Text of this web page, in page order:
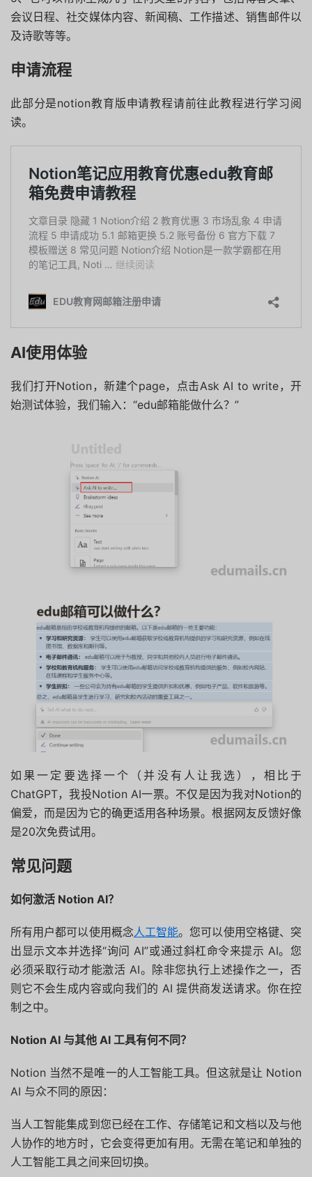
会议日程、社交媒体内容、新闻稿、工作描述、销售邮件以
及诗歌等等。
申请流程
此部分是notion教育版申请教程请前往此教程进行学习阅
读。
AI使用体验
我们打开Notion，新建个page，点击Ask AI to write，开
始测试体验，我们输入：“edu邮箱能做什么？”
如果一定要选择一个（并没有人让我选），相比于
ChatGPT，我投Notion AI一票。不仅是因为我对Notion的
偏爱，而是因为它的确更适用各种场景。根据网友反馈好像
是20次免费试用。
常见问题
如何激活 Notion AI？
所有用户都可以使用概念人工智能。您可以使用空格键、突
出显示文本并选择“询问 AI”或通过斜杠命令来提示 AI。您
必须采取行动才能激活 AI。除非您执行上述操作之一，否
则它不会生成内容或向我们的 AI 提供商发送请求。你在控
制之中。
Notion AI 与其他 AI 工具有何不同？
Notion 当然不是唯一的人工智能工具。但这就是让 Notion
AI 与众不同的原因：
当人工智能集成到您已经在工作、存储笔记和文档以及与他
人协作的地方时，它会变得更加有用。无需在笔记和单独的
人工智能工具之间来回切换。